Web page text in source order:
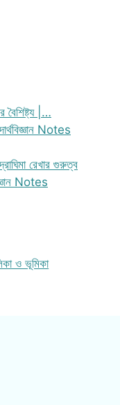
বৈশিষ্ট্য |…
Notes
রেখার গুরুত্ব
Notes
ও ভূমিকা